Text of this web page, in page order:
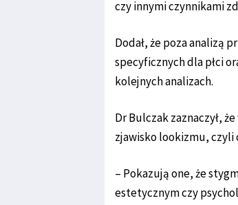
czy innymi czynnikami
Dodał, że poza analizą
specyficznych dla płci
kolejnych analizach.
Dr Bulczak zaznaczył,
zjawisko lookizmu, czyli
– Pokazują one, że
estetycznym czy